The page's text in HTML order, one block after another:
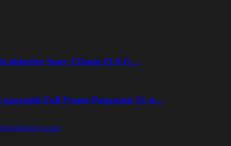
obiective Sony 135mm f/1.8 G…
aparatele Full Frame Panasonic S1 si…
WorkshopZvonuri